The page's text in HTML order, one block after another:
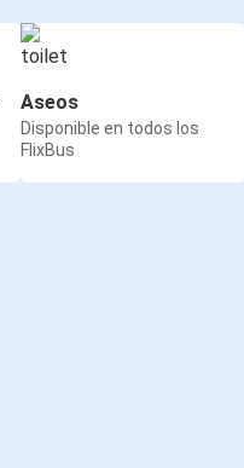
Aseos
Disponible en todos los
FlixBus